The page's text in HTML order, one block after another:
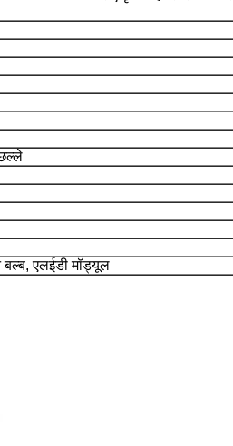
एलईडी मॉड्यूल